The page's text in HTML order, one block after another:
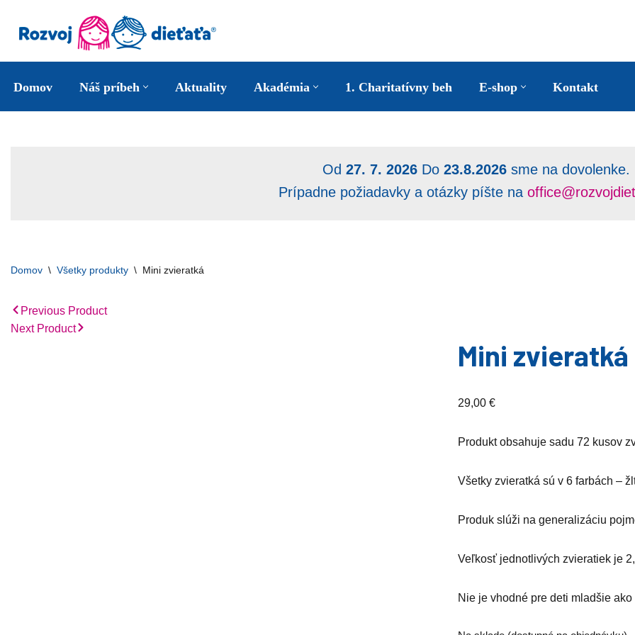
Preskočiť
Domov Náš príbeh Aktuality Akadémia 1. Charitatívny beh E-shop Kontakt
Od 27. 7. 2026 Do 23.8.2026 sme na dovolenke.
Prípadne požiadavky a otázky píšte na
Domov \ Všetky produkty \ Mini zvieratká
Previous Product
Next Product
Mini zvieratká
29,00 €
Produkt obsahuje sadu 72 kusov
Všetky zvieratká sú v 6 farbách –
Produk slúži na generalizáciu
Veľkosť jednotlivých zvieratiek je
Nie je vhodné pre deti mladšie